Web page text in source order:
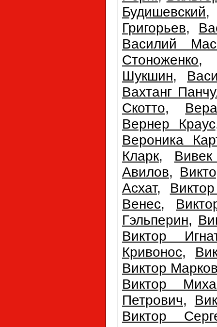
Будишевский
Григорьев,
Василий
Стоноженко
Шукшин,
Вахтанг
Скотто,
Вернер Краус
Вероника
Кларк,
Авилов,
Асхат,
Венес,
Гэльперин,
Виктор
Кривонос,
Виктор
Виктор
Петрович,
Виктор